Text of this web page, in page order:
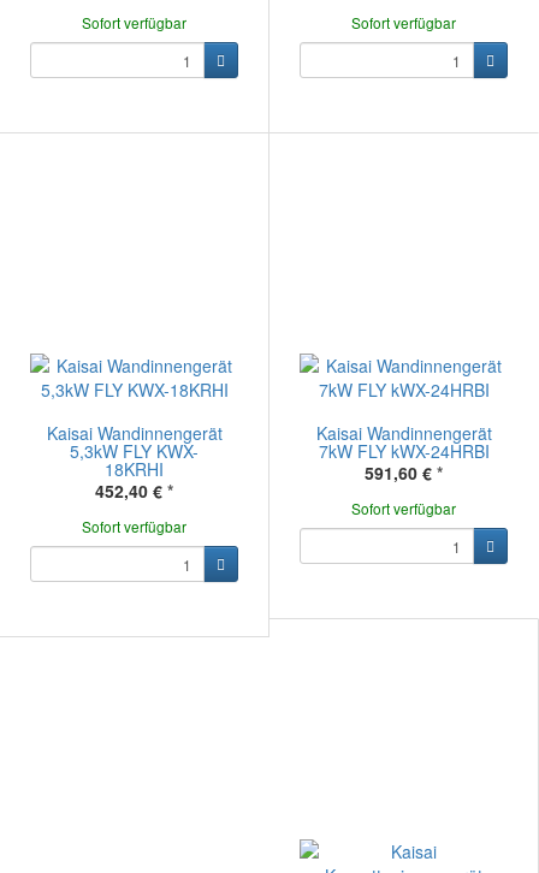
Sofort verfügbar Sofort verfügbar
Kaisai Wandinnengerät
5,3kW FLY KWX-
18KRHI
452,40 € *
Sofort verfügbar
Kaisai Wandinnengerät
7kW FLY kWX-24HRBI
591,60 € *
Sofort verfügbar